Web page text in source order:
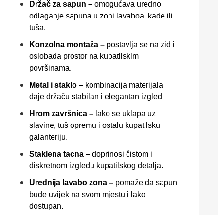
Držač za sapun – omogućava uredno
odlaganje sapuna u zoni lavaboa, kade ili
tuša.
Konzolna montaža – postavlja se na zid i
oslobađa prostor na kupatilskim
površinama.
Metal i staklo – kombinacija materijala
daje držaču stabilan i elegantan izgled.
Hrom završnica – lako se uklapa uz
slavine, tuš opremu i ostalu kupatilsku
galanteriju.
Staklena tacna – doprinosi čistom i
diskretnom izgledu kupatilskog detalja.
Urednija lavabo zona – pomaže da sapun
bude uvijek na svom mjestu i lako
dostupan.